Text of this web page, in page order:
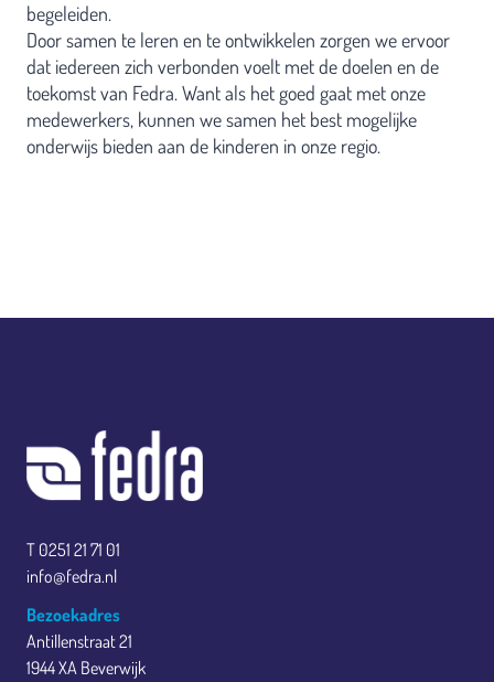
begeleiden.
Door samen te leren en te ontwikkelen zorgen we ervoor
dat iedereen zich verbonden voelt met de doelen en de
toekomst van Fedra. Want als het goed gaat met onze
medewerkers, kunnen we samen het best mogelijke
onderwijs bieden aan de kinderen in onze regio.
T 0251 21 71 01
info@fedra.nl
Bezoekadres
Antillenstraat 21
1944 XA Beverwijk